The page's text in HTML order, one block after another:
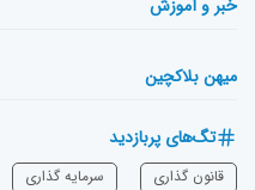
خبر و آموزش
میهن بلاکچین
تگ‌های پربازدید
قانون گذاری سرمایه‌ گذاری